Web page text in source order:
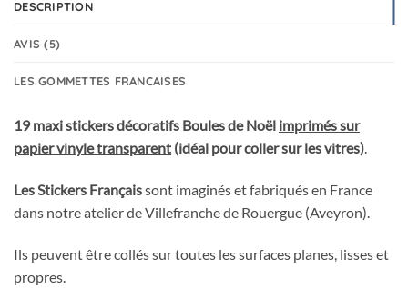
DESCRIPTION
AVIS (5)
LES GOMMETTES FRANCAISES
19 maxi stickers décoratifs Boules de Noël imprimés sur
papier vinyle transparent (idéal pour coller sur les vitres).
Les Stickers Françaissont imaginés et fabriqués en France
dans notre atelier de Villefranche de Rouergue (Aveyron).
Ils peuvent être collés sur toutes les surfaces planes, lisses et
propres.